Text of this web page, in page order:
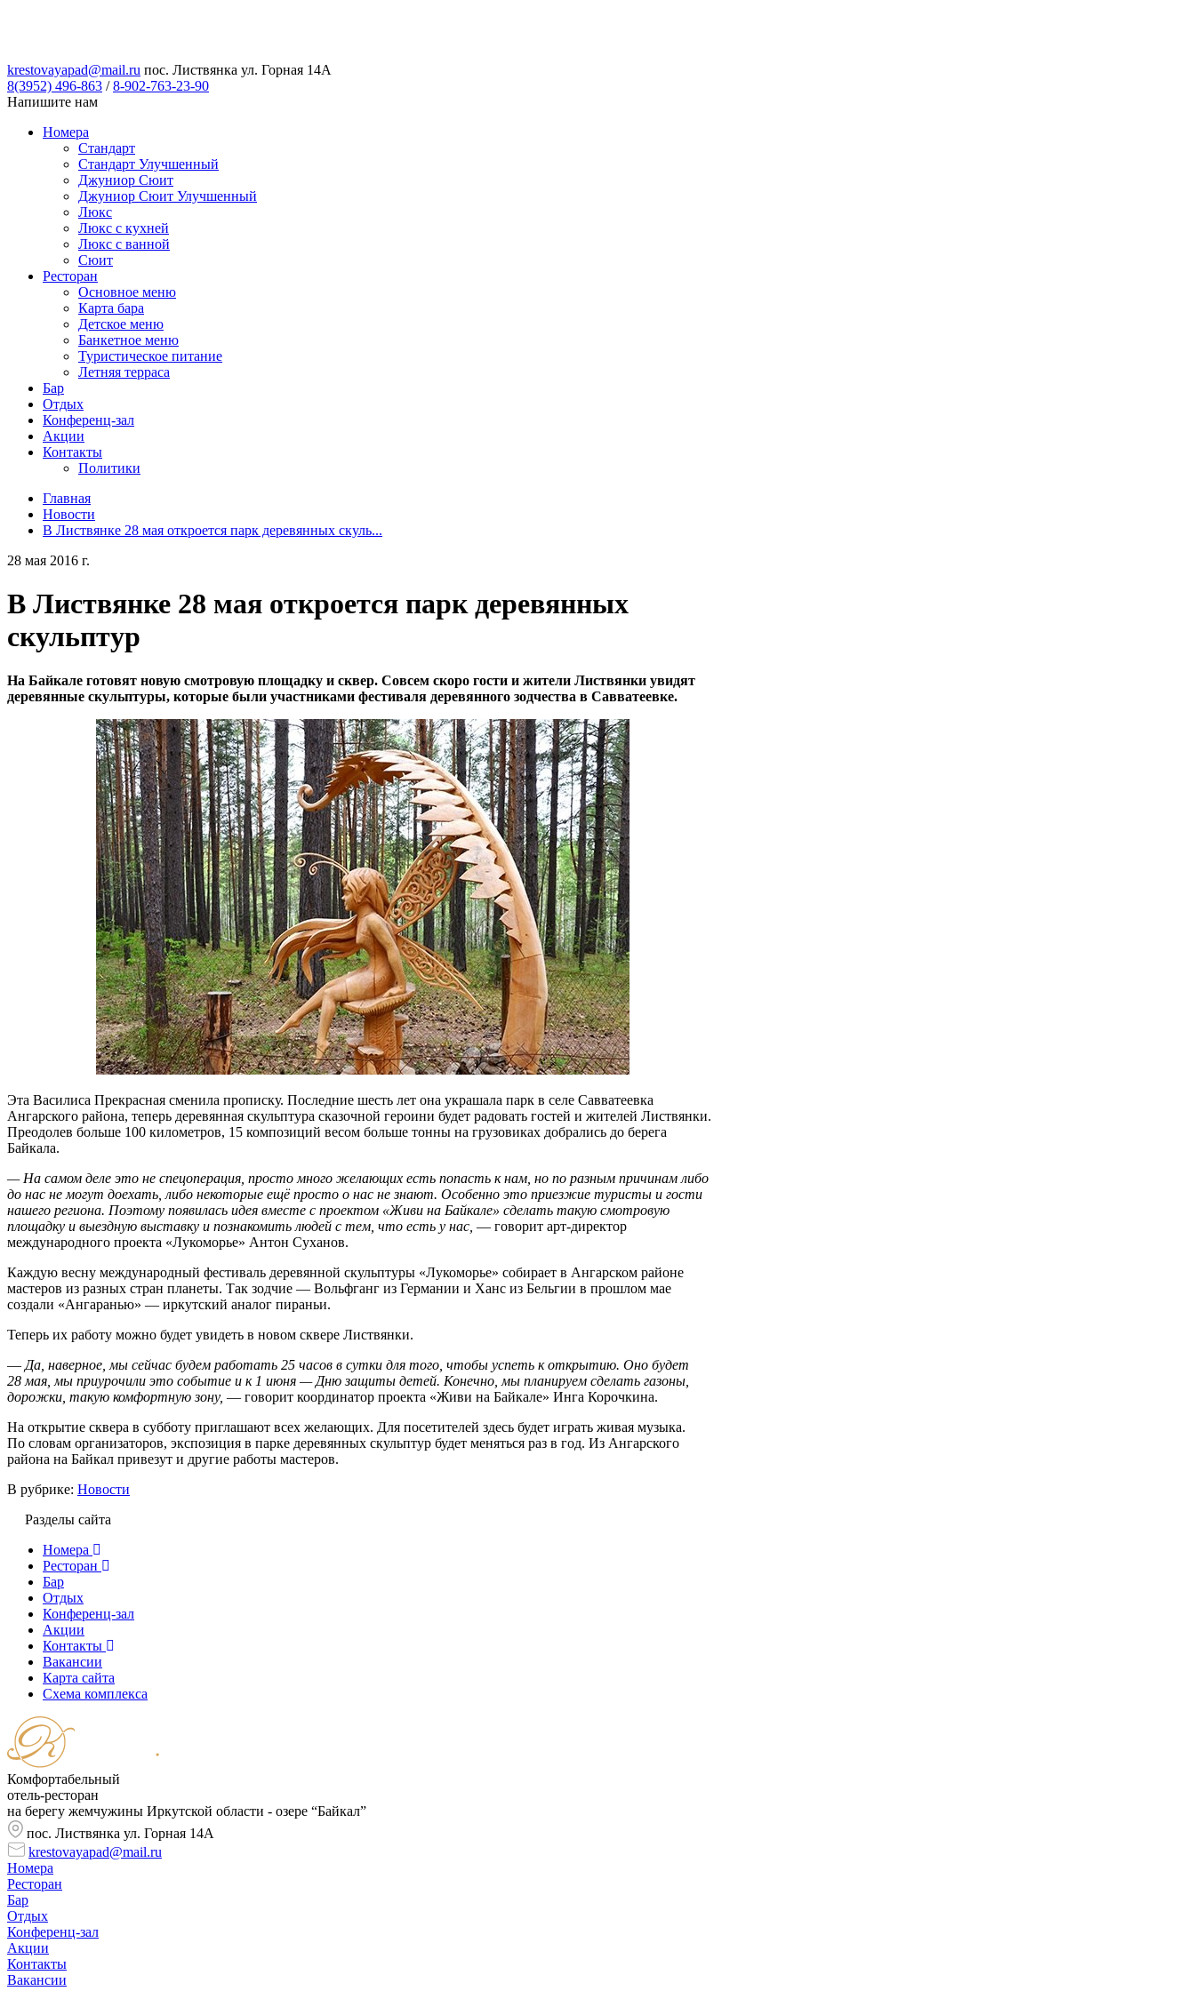
krestovayapad@mail.ru пос. Листвянка ул. Горная 14А
8(3952) 496-863 / 8-902-763-23-90
Напишите нам
Номера
Стандарт
Стандарт Улучшенный
Джуниор Сюит
Джуниор Сюит Улучшенный
Люкс
Люкс с кухней
Люкс с ванной
Сюит
Ресторан
Основное меню
Карта бара
Детское меню
Банкетное меню
Туристическое питание
Летняя терраса
Бар
Отдых
Конференц-зал
Акции
Контакты
Политики
Главная
Новости
В Листвянке 28 мая откроется парк деревянных скуль...
28 мая 2016 г.
В Листвянке 28 мая откроется парк деревянных
скульптур
На Байкале готовят новую смотровую площадку и сквер. Совсем скоро гости и жители Листвянки увидят
деревянные скульптуры, которые были участниками фестиваля деревянного зодчества в Савватеевке.
Эта Василиса Прекрасная сменила прописку. Последние шесть лет она украшала парк в селе Савватеевка
Ангарского района, теперь деревянная скульптура сказочной героини будет радовать гостей и жителей Листвянки.
Преодолев больше 100 километров, 15 композиций весом больше тонны на грузовиках добрались до берега
Байкала.
— На самом деле это не спецоперация, просто много желающих есть попасть к нам, но по разным причинам либо
до нас не могут доехать, либо некоторые ещё просто о нас не знают. Особенно это приезжие туристы и гости
нашего региона. Поэтому появилась идея вместе с проектом «Живи на Байкале» сделать такую смотровую
площадку и выездную выставку и познакомить людей с тем, что есть у нас, — говорит арт-директор
международного проекта «Лукоморье» Антон Суханов.
Каждую весну международный фестиваль деревянной скульптуры «Лукоморье» собирает в Ангарском районе
мастеров из разных стран планеты. Так зодчие — Вольфганг из Германии и Ханс из Бельгии в прошлом мае
создали «Ангаранью» — иркутский аналог пираньи.
Теперь их работу можно будет увидеть в новом сквере Листвянки.
— Да, наверное, мы сейчас будем работать 25 часов в сутки для того, чтобы успеть к открытию. Оно будет
28 мая, мы приурочили это событие и к 1 июня — Дню защиты детей. Конечно, мы планируем сделать газоны,
дорожки, такую комфортную зону, — говорит координатор проекта «Живи на Байкале» Инга Корочкина.
На открытие сквера в субботу приглашают всех желающих. Для посетителей здесь будет играть живая музыка.
По словам организаторов, экспозиция в парке деревянных скульптур будет меняться раз в год. Из Ангарского
района на Байкал привезут и другие работы мастеров.
В рубрике: Новости
Разделы сайта
Номера
Ресторан
Бар
Отдых
Конференц-зал
Акции
Контакты
Вакансии
Карта сайта
Cхема комплекса
Комфортабельный
отель-ресторан
на берегу жемчужины Иркутской области - озере “Байкал”
пос. Листвянка ул. Горная 14А
krestovayapad@mail.ru
Номера
Ресторан
Бар
Отдых
Конференц-зал
Акции
Контакты
Вакансии